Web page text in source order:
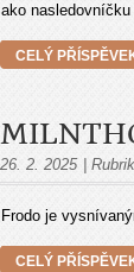
ako nasledovníčku
CELÝ
26. 2. 2025
Frodo je
CELÝ